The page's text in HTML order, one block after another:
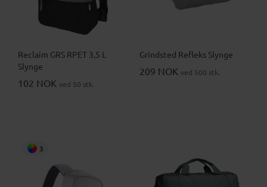
Reclaim GRS RPET 3,5 L
Slynge
102 NOK ved 50 stk.
Grindsted Refleks Slynge
209 NOK ved 500 stk.
3